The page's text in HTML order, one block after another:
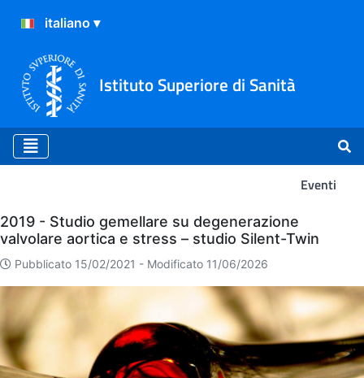
Istituto Superiore di Sanità
Eventi
Eventi
2019 - Studio gemellare su degenerazione
valvolare aortica e stress – studio Silent-Twin
Pubblicato 15/02/2021 - Modificato 11/06/2026